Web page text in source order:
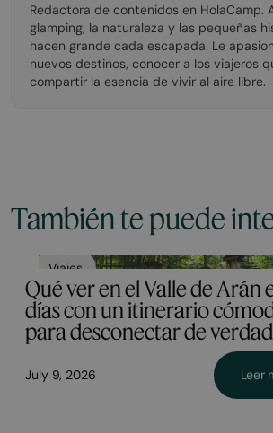
Redactora de contenidos en HolaCamp.
glamping, la naturaleza y las pequeñas
hacen grande cada escapada. Le
nuevos destinos, conocer a los viajeros
compartir la esencia de vivir al aire libre.
También te puede
Viajes
Qué ver en el Valle de Arán
días con un itinerario
para desconectar de verdad
July 9, 2026 Leer